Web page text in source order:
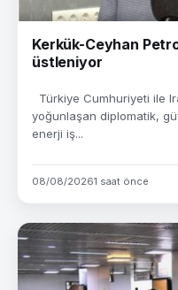
Kerkük-Ceyhan
üstleniyor
Türkiye Cumhuriyeti ile
yoğunlaşan diplomatik,
enerji iş...
08/08/20261 saat önce